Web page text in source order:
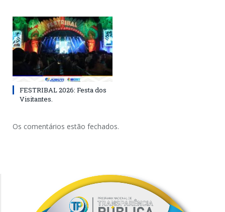
FESTRIBAL 2026: Festa dos
Visitantes.
Os comentários estão fechados.